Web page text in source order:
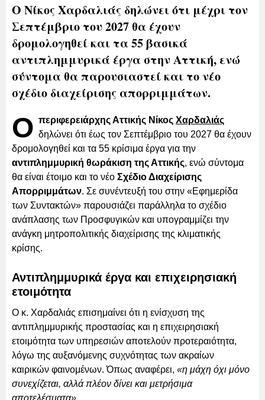
Ο Νίκος Χαρδαλιάς δηλώνει ότι μέχρι τον
Σεπτέμβριο του 2027 θα έχουν
δρομολογηθεί και τα 55 βασικά
αντιπλημμυρικά έργα στην Αττική, ενώ
σύντομα θα παρουσιαστεί και το νέο
σχέδιο διαχείρισης απορριμμάτων.
Ο περιφερειάρχης Αττικής Νίκος Χαρδαλιάς
δηλώνει ότι έως τον Σεπτέμβριο του 2027 θα έχουν
δρομολογηθεί και τα 55 κρίσιμα έργα για την
αντιπλημμυρική θωράκιση της Αττικής, ενώ σύντομα
θα είναι έτοιμο και το νέο Σχέδιο Διαχείρισης
Απορριμμάτων. Σε συνέντευξή του στην «Εφημερίδα
των Συντακτών» παρουσιάζει παράλληλα το σχέδιο
ανάπλασης των Προσφυγικών και υπογραμμίζει την
ανάγκη μητροπολιτικής διαχείρισης της κλιματικής
κρίσης.
Αντιπλημμυρικά έργα και επιχειρησιακή
ετοιμότητα
Ο κ. Χαρδαλιάς επισημαίνει ότι η ενίσχυση της
αντιπλημμυρικής προστασίας και η επιχειρησιακή
ετοιμότητα των υπηρεσιών αποτελούν προτεραιότητα,
λόγω της αυξανόμενης συχνότητας των ακραίων
καιρικών φαινομένων. Όπως αναφέρει, «η μάχη όχι μόνο
συνεχίζεται, αλλά πλέον δίνει και μετρήσιμα
αποτελέσματα».